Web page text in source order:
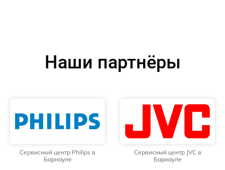
Наши партнёры
Сервисный центр Philips в
Барнауле
Сервисный центр JVC в
Барнауле